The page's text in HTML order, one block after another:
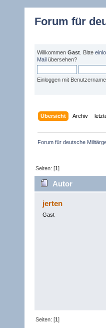
Forum für
Willkommen Gast . Bitte
Mail übersehen?
Einloggen mit
Übersicht Archiv
Forum für deutsche
Seiten: [1]
Autor
jerten
Gast
Seiten: [1]